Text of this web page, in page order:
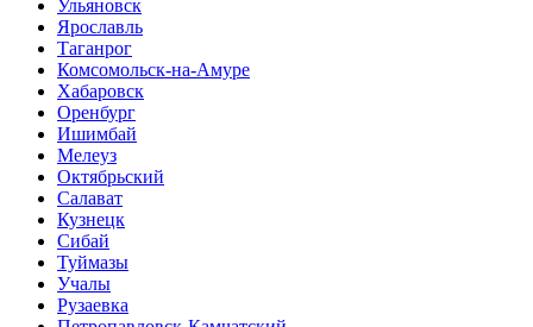
Ульяновск
Ярославль
Таганрог
Комсомольск-на-Амуре
Хабаровск
Оренбург
Ишимбай
Мелеуз
Октябрьский
Салават
Кузнецк
Сибай
Туймазы
Учалы
Рузаевка